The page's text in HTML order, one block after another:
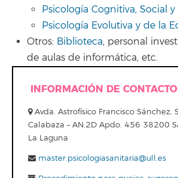
Psicología Cognitiva, Social
Psicología Evolutiva y de la
Otros: Biblioteca, personal
de aulas de informática, etc.
INFORMACIÓN DE CONTACTO
Avda. Astrofísico Francisco Sánchez,
Calabaza – AN.2D Apdo. 456 38200
La Laguna
master.psicologiasanitaria@ull.es